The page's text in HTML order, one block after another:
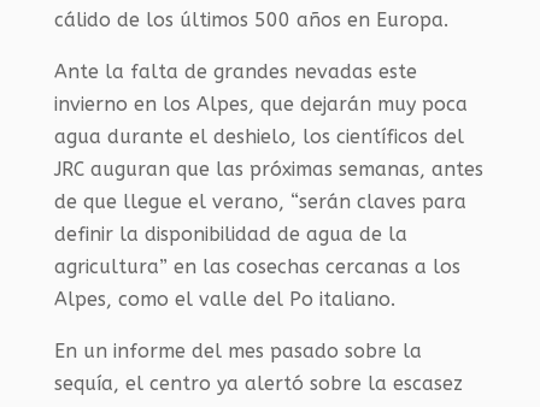
cálido de los últimos 500 años en Europa.
Ante la falta de grandes nevadas este
invierno en los Alpes, que dejarán muy poca
agua durante el deshielo, los científicos del
JRC auguran que las próximas semanas, antes
de que llegue el verano, “serán claves para
definir la disponibilidad de agua de la
agricultura” en las cosechas cercanas a los
Alpes, como el valle del Po italiano.
En un informe del mes pasado sobre la
sequía, el centro ya alertó sobre la escasez